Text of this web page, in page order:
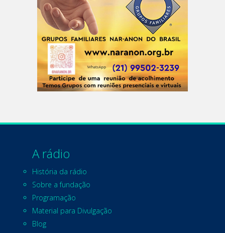
A rádio
História da rádio
Sobre a fundação
Programação
Material para Divulgação
Blog